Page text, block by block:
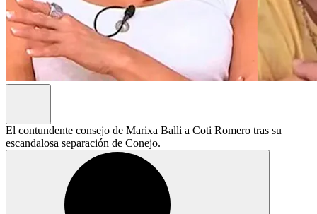
El contundente consejo de Marixa Balli a Coti Romero tras su
escandalosa separación de Conejo.